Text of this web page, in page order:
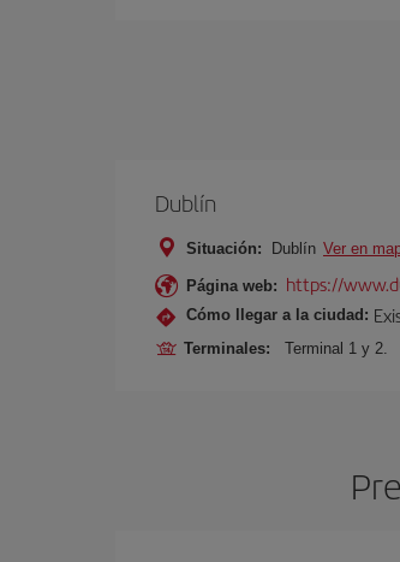
Dublín
Situación: Dublín Ver en
Página web: https://
Cómo llegar a la ciudad:
Terminales: Terminal 1 y 2.